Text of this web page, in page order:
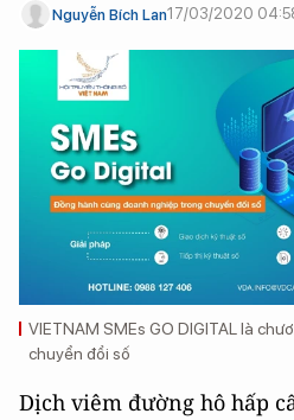
Nguyễn Bích Lan17/03/2020
VIETNAM SMEs GO DIGITAL là
chuyển đổi số
Dịch viêm đường hô hấp